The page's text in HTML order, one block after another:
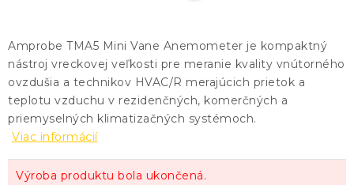
Amprobe TMA5 Mini Vane Anemometer je kompaktný
nástroj vreckovej veľkosti pre meranie kvality vnútorného
ovzdušia a technikov HVAC/R merajúcich prietok a
teplotu vzduchu v rezidenčných, komerčných a
priemyselných klimatizačných systémoch.
Viac informácií
Výroba produktu bola ukončená.